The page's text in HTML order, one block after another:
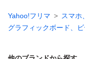
Yahoo!フリマ スマホ
グラフィックボード、